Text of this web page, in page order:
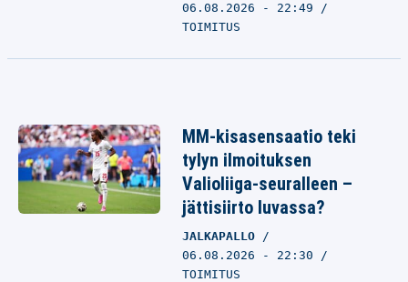
06.08.2026 - 22:49
TOIMITUS
MM-kisasensaatio teki
tylyn ilmoituksen
Valioliiga-seuralleen –
jättisiirto luvassa?
JALKAPALLO
06.08.2026 - 22:30
TOIMITUS